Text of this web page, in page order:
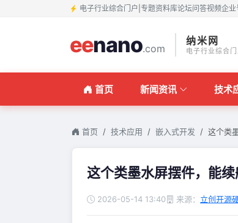
电子行业综合门户 专题资料库论坛问答视频企业
eenano.com
纳米网
电子行业综合门
首页 新闻资讯 技术
首页 技术应用 嵌入式开发 这个类
这个类墨水屏摆件，能续
2026-05-14 13:40 来源： 立创开源